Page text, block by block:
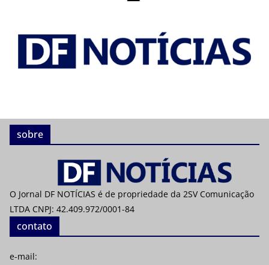
sobre
O Jornal DF NOTÍCIAS é de propriedade da 2SV Comunicação
LTDA CNPJ: 42.409.972/0001-84
contato
e-mail: